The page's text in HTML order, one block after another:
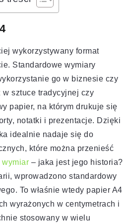
wykorzystywany format
Standardowe wymiary
go w biznesie czy
sztuce tradycyjnej czy
papier, na którym drukuje się
notatki i prezentacje. Dzięki
idealnie nadaje się do
które można przenieść
wymiar – jaka jest jego historia?
wprowadzono standardowy
To właśnie wtedy papier A4
wyrażonych w centymetrach i
stosowany w wielu